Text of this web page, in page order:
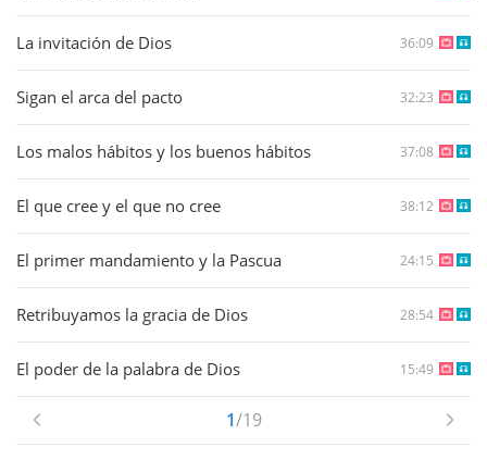
La invitación de Dios 36:09
Sigan el arca del pacto 32:23
Los malos hábitos y los buenos hábitos 37:08
El que cree y el que no cree 38:12
El primer mandamiento y la Pascua 24:15
Retribuyamos la gracia de Dios 28:54
El poder de la palabra de Dios 15:49
1/19